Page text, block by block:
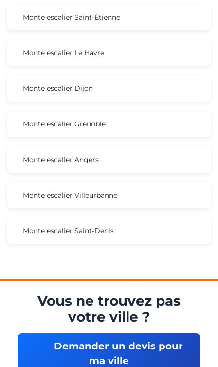
Monte escalier Saint-Étienne
Monte escalier Le Havre
Monte escalier Dijon
Monte escalier Grenoble
Monte escalier Angers
Monte escalier Villeurbanne
Monte escalier Saint-Denis
Vous ne trouvez pas
votre ville ?
Demander un devis pour
ma ville